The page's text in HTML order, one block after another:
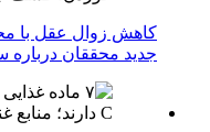
کاهش زوال عقل با
جدید محققان درباره